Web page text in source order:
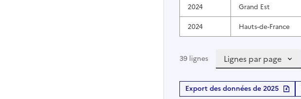
2024 Grand Est
2024 Hauts-de-France
39 lignes Lignes par page
Export des données de 2025